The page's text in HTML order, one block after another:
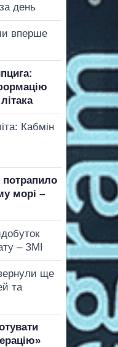
день
вперше
Кабмін
потрапило
морі –
– ЗМІ
ще
та